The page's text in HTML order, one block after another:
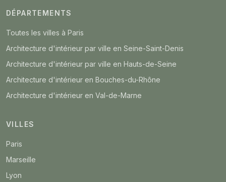
DÉPARTEMENTS
Toutes les villes à Paris
Architecture d'intérieur par ville en Seine-Saint-Denis
Architecture d'intérieur par ville en Hauts-de-Seine
Architecture d'intérieur en Bouches-du-Rhône
Architecture d'intérieur en Val-de-Marne
VILLES
Paris
Marseille
Lyon